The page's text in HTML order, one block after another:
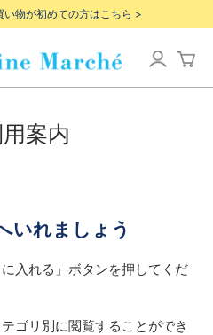
い物が初めての方はこちら >
案内
いれましょう
入れる」ボタンを押してくだ
ゴリ別に閲覧することができ